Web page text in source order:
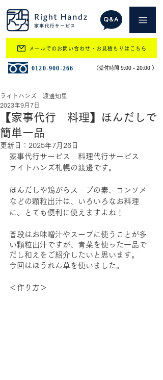
​0120-900-266 ​（受付時間 9:00 - 20:00 ）
メールでのお問い合わせ・お見積もりはこちら
【家事代行 料理】ほんだしで
簡単一品
ライトハンズ 渡邊知里
2023年9月7日
更新日： 2025年7月26日
家事代行サービス　料理代行サービス
ライトハンズ札幌の渡邊です。
ほんだしや鶏がらスープの素、コンソメ
などの顆粒出汁は、いろいろなお料理
に、とても便利に使えますよね！
普段はお味噌汁やスープに使うことが多
い顆粒出汁ですが、青菜を使った一品で
だし和えをご紹介したいと思います。
今回はほうれん草を使いました。
＜作り方＞